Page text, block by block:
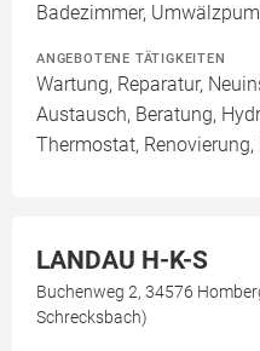
Badezimmer,
ANGEBOTENE TÄTIGKEITEN
Wartung, Reparatur,
Austausch, Beratung,
Thermostat,
LANDAU H-K-S
Buchenweg 2, 34576
Schrecksbach)